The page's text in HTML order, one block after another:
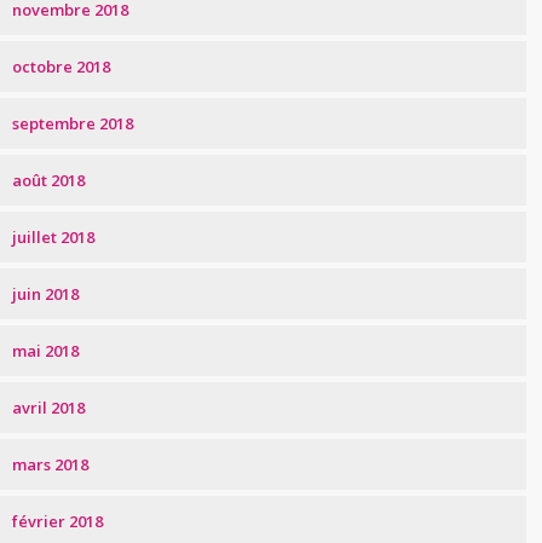
novembre 2018
octobre 2018
septembre 2018
août 2018
juillet 2018
juin 2018
mai 2018
avril 2018
mars 2018
février 2018